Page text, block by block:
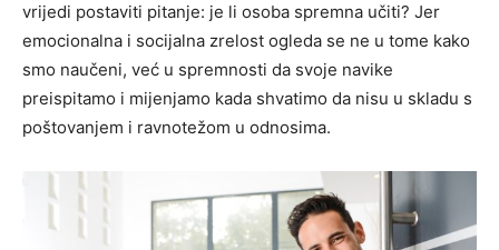
vrijedi postaviti pitanje: je li osoba spremna učiti? Jer
emocionalna i socijalna zrelost ogleda se ne u tome kako
smo naučeni, već u spremnosti da svoje navike
preispitamo i mijenjamo kada shvatimo da nisu u skladu s
poštovanjem i ravnotežom u odnosima.